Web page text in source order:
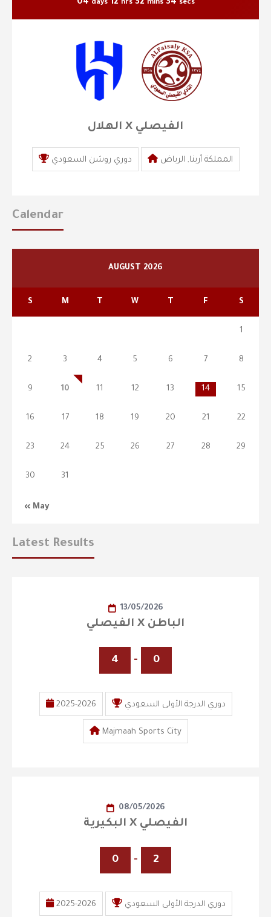
04 days 12 hrs 32 mins 34 secs
الهلال X الفيصلي
دوري روشن السعودي المملكة أرينا, الرياض
Calendar
AUGUST 2026
S M T W T F S
« May
1
2 3 4 5 6 7 8
9 10 11 12 13 14 15
16 17 18 19 20 21 22
23 24 25 26 27 28 29
30 31
Latest Results
13/05/2026
الفيصلي X الباطن
4 - 0
2025-2026 دوري الدرجة الأولى السعودي
Majmaah Sports City
08/05/2026
البكيرية X الفيصلي
0 - 2
2025-2026 دوري الدرجة الأولى السعودي